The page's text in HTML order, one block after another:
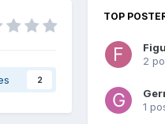
2
TOP
2
1